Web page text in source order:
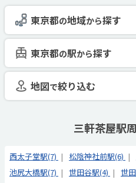
東京都の地域から探す
東京都の駅から探す
地図で絞り込む
三軒茶屋駅
西太子堂駅(7) 松陰神社前駅(6)
池尻大橋駅(7)
世田谷駅(4) 世